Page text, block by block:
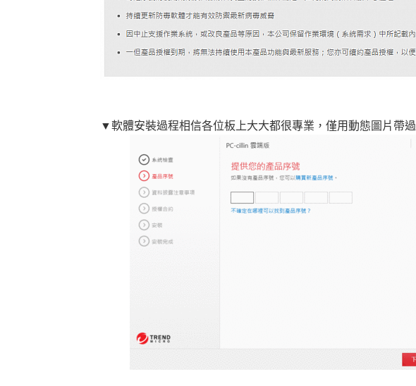
▼軟體安裝過程相信各位板上大大都很專業，僅用動態圖片帶過